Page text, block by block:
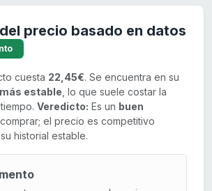
precio basado en datos
cuesta 22,45€. Se encuentra en su
estable , lo que suele costar la
Veredicto: Es un buen
el precio es competitivo
historial estable.